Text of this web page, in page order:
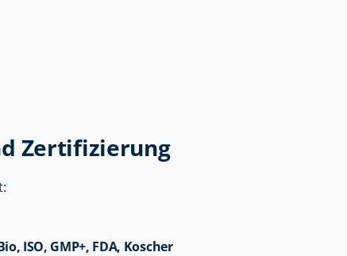
Zertifizierung
ISO, GMP+, FDA, Koscher